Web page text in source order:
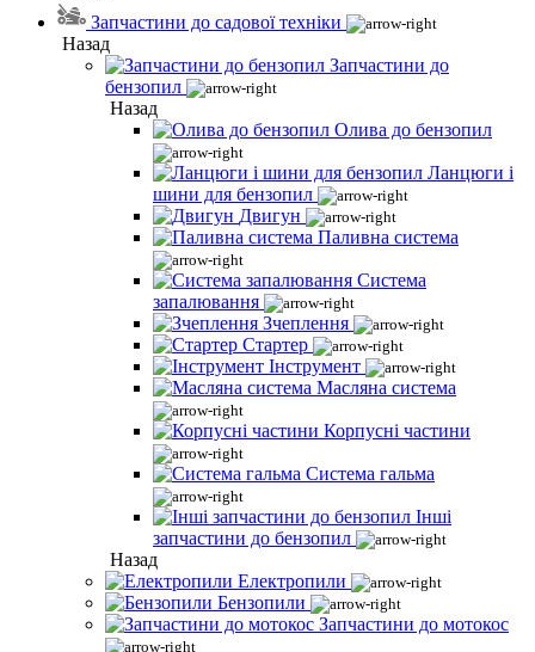
Запчастини до садової техніки
Назад
Запчастини до
бензопил
Назад
Олива до бензопил
Ланцюги і
шини для бензопил
Двигун
Паливна система
Система
запалювання
Зчеплення
Стартер
Інструмент
Масляна система
Корпусні частини
Система гальма
Інші
запчастини до бензопил
Назад
Електропили
Бензопили
Запчастини до мотокос